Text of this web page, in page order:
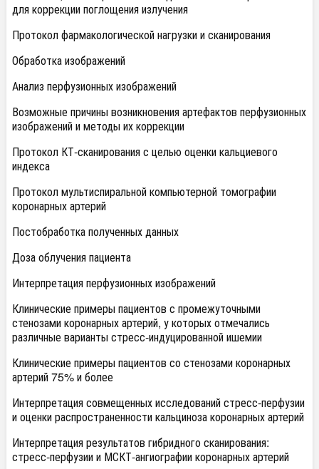
для коррекции поглощения излучения
Протокол фармакологической нагрузки и сканирования
Обработка изображений
Анализ перфузионных изображений
Возможные причины возникновения артефактов перфузионных
изображений и методы их коррекции
Протокол КТ-сканирования с целью оценки кальциевого
индекса
Протокол мультиспиральной компьютерной томографии
коронарных артерий
Постобработка полученных данных
Доза облучения пациента
Интерпретация перфузионных изображений
Клинические примеры пациентов с промежуточными
стенозами коронарных артерий, у которых отмечались
различные варианты стресс-индуцированной ишемии
Клинические примеры пациентов со стенозами коронарных
артерий 75% и более
Интерпретация совмещенных исследований стресс-перфузии
и оценки распространенности кальциноза коронарных артерий
Интерпретация результатов гибридного сканирования:
стресс-перфузии и МСКТ-ангиографии коронарных артерий